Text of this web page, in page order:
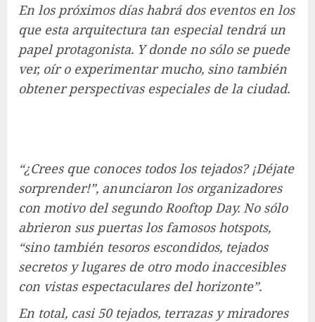
En los próximos días habrá dos eventos en los
que esta arquitectura tan especial tendrá un
papel protagonista. Y donde no sólo se puede
ver, oír o experimentar mucho, sino también
obtener perspectivas especiales de la ciudad.
“¿Crees que conoces todos los tejados? ¡Déjate
sorprender!”, anunciaron los organizadores
con motivo del segundo Rooftop Day. No sólo
abrieron sus puertas los famosos hotspots,
“sino también tesoros escondidos, tejados
secretos y lugares de otro modo inaccesibles
con vistas espectaculares del horizonte”.
En total, casi 50 tejados, terrazas y miradores